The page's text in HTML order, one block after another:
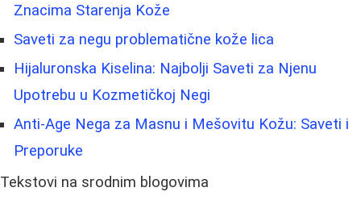
Znacima Starenja Kože
Saveti za negu problematične kože lica
Hijaluronska Kiselina: Najbolji Saveti za Njenu
Upotrebu u Kozmetičkoj Negi
Anti-Age Nega za Masnu i Mešovitu Kožu: Saveti i
Preporuke
Tekstovi na srodnim blogovima